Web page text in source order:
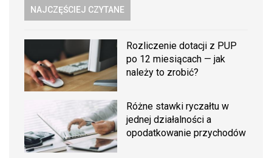
NAJCZĘŚCIEJ CZYTANE
Rozliczenie dotacji z PUP
po 12 miesiącach — jak
należy to zrobić?
Różne stawki ryczałtu w
jednej działalności a
opodatkowanie przychodów